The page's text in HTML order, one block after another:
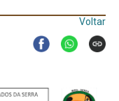
Voltar